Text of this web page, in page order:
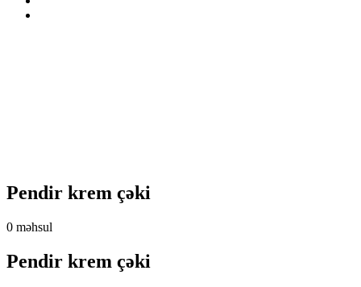
Pendir krem çəki
0 məhsul
Pendir krem çəki